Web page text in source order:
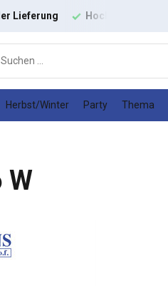
Lieferung Hochwertige
Herbst/Winter Party Thema
W